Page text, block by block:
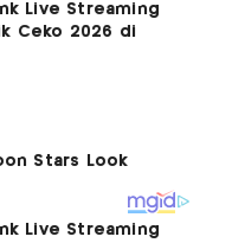
Live Streaming
Ceko 2026 di
Live Streaming